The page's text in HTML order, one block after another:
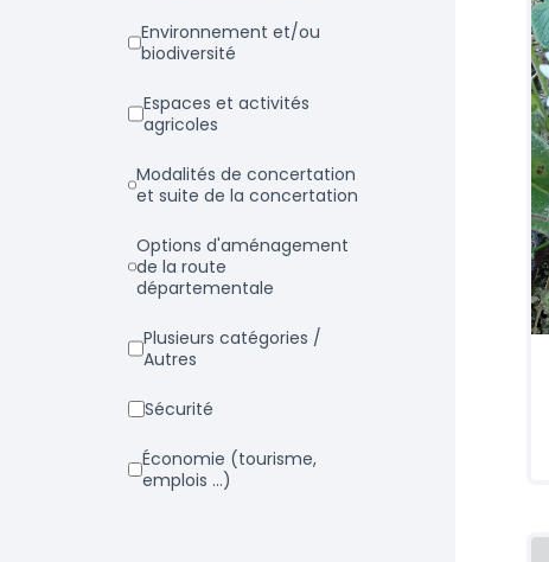
Environnement et/ou
biodiversité
Espaces et activités
agricoles
Modalités de concertation
et suite de la concertation
Options d'aménagement
de la route
départementale
Plusieurs catégories /
Autres
Sécurité
Économie (tourisme,
emplois ...)